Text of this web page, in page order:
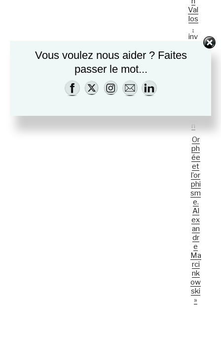
i
Val
los
,
inv
tio
n
Or
ph
ée
et
l’or
phi
sm
e.
Al
ex
an
dr
e
Ma
rci
nk
ow
ski
»
Vous voulez nous aider ? Faites
passer le mot...